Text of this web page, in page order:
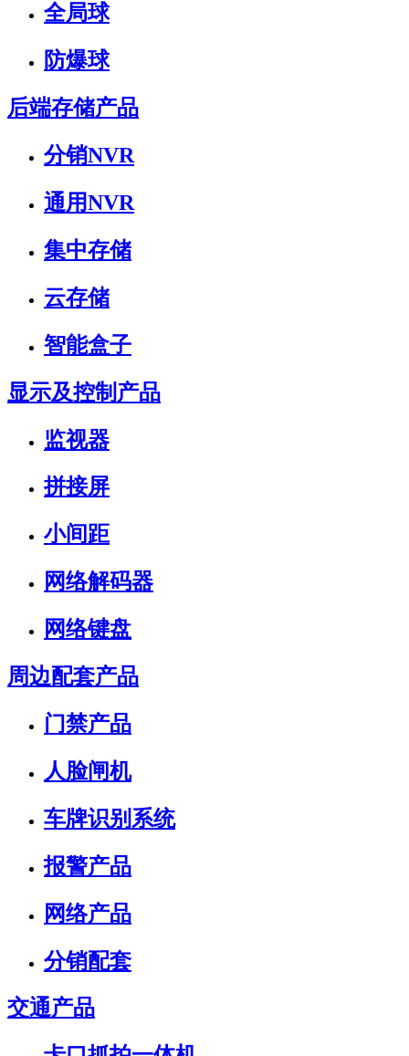
全局球
防爆球
后端存储产品
分销NVR
通用NVR
集中存储
云存储
智能盒子
显示及控制产品
监视器
拼接屏
小间距
网络解码器
网络键盘
周边配套产品
门禁产品
人脸闸机
车牌识别系统
报警产品
网络产品
分销配套
交通产品